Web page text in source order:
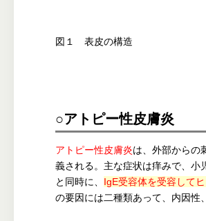
図１ 表皮の構造
○アトピー性皮膚炎
アトピー性皮膚炎は、外部からの
義される。主な症状は痒みで、小
と同時に、 IgE受容体を受容して
の要因には二種類あって、内因性